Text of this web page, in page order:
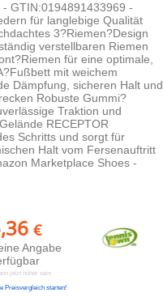
GTIN:0194891433969 -
für langlebige Qualität
3?Riemen?Design
verstellbaren Riemen
für eine optimale,
mit weichem
Dämpfung, sicheren Halt und
Robuste Gummi?
Traktion und
RECEPTOR
Schritts und sorgt für
Halt vom Fersenauftritt
Marketplace Shoes -
€
Angabe
jetzt höher sein
Preisvergleich starten!